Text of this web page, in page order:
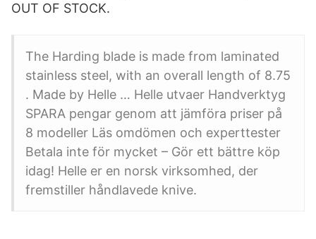
OUT OF STOCK.
The Harding blade is made from laminated
stainless steel, with an overall length of 8.75
. Made by Helle … Helle utvaer Handverktyg
SPARA pengar genom att jämföra priser på
8 modeller Läs omdömen och experttester
Betala inte för mycket – Gör ett bättre köp
idag! Helle er en norsk virksomhed, der
fremstiller håndlavede knive.